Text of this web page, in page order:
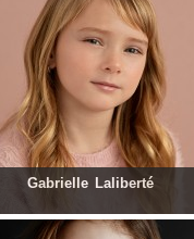
Gabrielle Laliberté